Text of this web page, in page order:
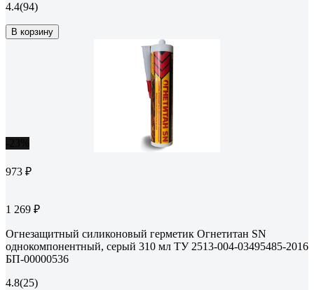
4.4(94)
В корзину
973 ₽
1 269 ₽
Огнезащитный силиконовый герметик Огнетитан SN
однокомпонентный, серый 310 мл ТУ 2513-004-03495485-2016
БП-00000536
4.8(25)